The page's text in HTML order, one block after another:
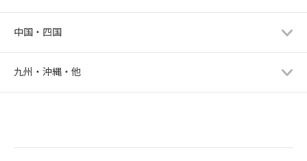
中国・四国
九州・沖縄・他